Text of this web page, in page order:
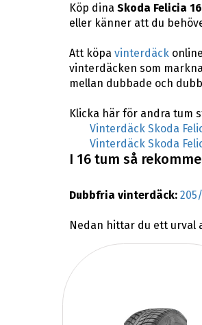
Köp dina Skoda Felicia
eller känner att du
Att köpa vinterdäck
vinterdäcken som
mellan dubbade och
Klicka här för andra tum
Vinterdäck Skoda
Vinterdäck Skoda
I 16 tum så
Dubbfria vinterdäck:
Nedan hittar du ett urval